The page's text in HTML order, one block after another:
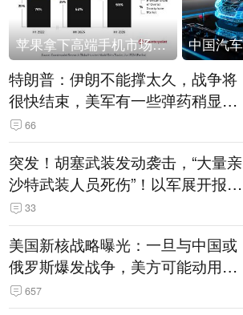
苹果拿下高端手机市场65%的份额：iPhone 17系列功不可没
特朗普：伊朗不能撑太久，战争将
很快结束，美军有一些弹药稍显紧
张！伊朗公布拟议的海峡管理文本
66
突发！胡塞武装发动袭击，“大量亲
沙特武装人员死伤”！以军展开报复
性空袭
33
美国新核战略曝光：一旦与中国或
俄罗斯爆发战争，美方可能动用战
术核武器
657